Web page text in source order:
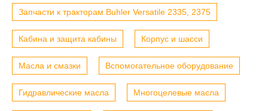
Запчасти к тракторам Buhler Versatile 2335, 2375
Кабина и защита кабины Корпус и шасси
Масла и смазки Вспомогательное оборудование
Гидравлические масла Многоцелевые масла